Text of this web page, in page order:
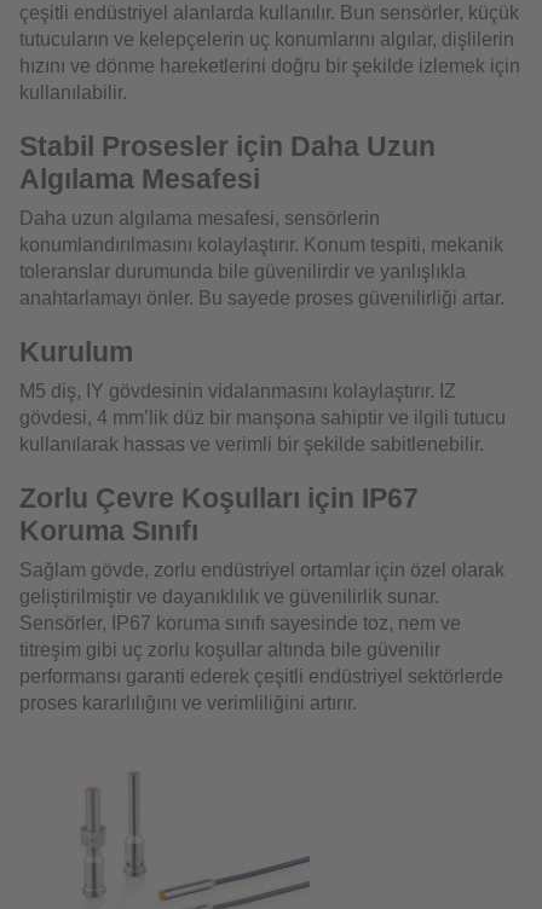
çeşitli endüstriyel alanlarda kullanılır. Bun sensörler, küçük
tutucuların ve kelepçelerin uç konumlarını algılar, dişlilerin
hızını ve dönme hareketlerini doğru bir şekilde izlemek için
kullanılabilir.
Stabil Prosesler için Daha Uzun
Algılama Mesafesi
Daha uzun algılama mesafesi, sensörlerin
konumlandırılmasını kolaylaştırır. Konum tespiti, mekanik
toleranslar durumunda bile güvenilirdir ve yanlışlıkla
anahtarlamayı önler. Bu sayede proses güvenilirliği artar.
Kurulum
M5 diş, IY gövdesinin vidalanmasını kolaylaştırır. IZ
gövdesi, 4 mm’lik düz bir manşona sahiptir ve ilgili tutucu
kullanılarak hassas ve verimli bir şekilde sabitlenebilir.
Zorlu Çevre Koşulları için IP67
Koruma Sınıfı
Sağlam gövde, zorlu endüstriyel ortamlar için özel olarak
geliştirilmiştir ve dayanıklılık ve güvenilirlik sunar.
Sensörler, IP67 koruma sınıfı sayesinde toz, nem ve
titreşim gibi uç zorlu koşullar altında bile güvenilir
performansı garanti ederek çeşitli endüstriyel sektörlerde
proses kararlılığını ve verimliliğini artırır.